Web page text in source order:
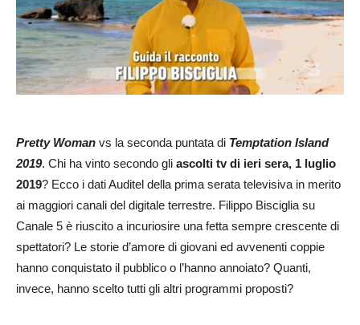
Pretty Woman vs la seconda puntata di Temptation Island
2019. Chi ha vinto secondo gli ascolti tv di ieri sera, 1 luglio
2019? Ecco i dati Auditel della prima serata televisiva in merito
ai maggiori canali del digitale terrestre. Filippo Bisciglia su
Canale 5 è riuscito a incuriosire una fetta sempre crescente di
spettatori? Le storie d’amore di giovani ed avvenenti coppie
hanno conquistato il pubblico o l’hanno annoiato? Quanti,
invece, hanno scelto tutti gli altri programmi proposti?